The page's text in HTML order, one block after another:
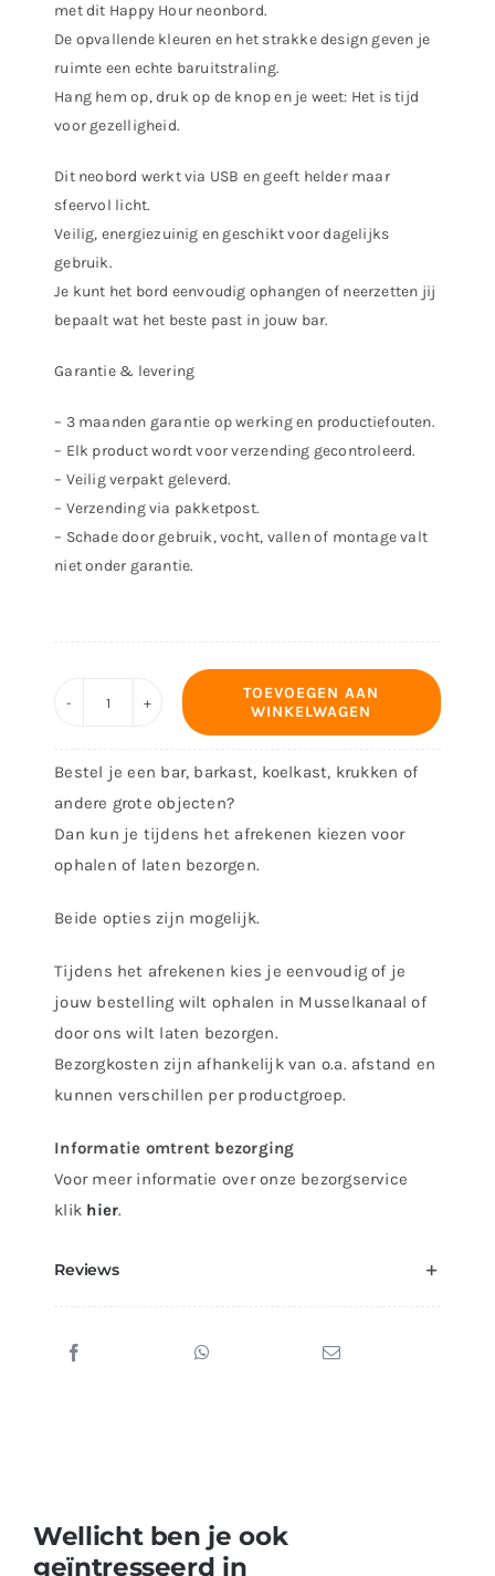
met dit Happy Hour neonbord.
De opvallende kleuren en het strakke design geven je
ruimte een echte baruitstraling.
Hang hem op, druk op de knop en je weet: Het is tijd
voor gezelligheid.
Dit neobord werkt via USB en geeft helder maar
sfeervol licht.
Veilig, energiezuinig en geschikt voor dagelijks
gebruik.
Je kunt het bord eenvoudig ophangen of neerzetten jij
bepaalt wat het beste past in jouw bar.
Garantie & levering
– 3 maanden garantie op werking en productiefouten.
– Elk product wordt voor verzending gecontroleerd.
– Veilig verpakt geleverd.
– Verzending via pakketpost.
– Schade door gebruik, vocht, vallen of montage valt
niet onder garantie.
Hour
aantal
TOEVOEGEN AAN
WINKELWAGEN
Bestel je een bar, barkast, koelkast, krukken of
andere grote objecten?
Dan kun je tijdens het afrekenen kiezen voor
ophalen of laten bezorgen.
Beide opties zijn mogelijk.
Tijdens het afrekenen kies je eenvoudig of je
jouw bestelling wilt ophalen in Musselkanaal of
door ons wilt laten bezorgen.
Bezorgkosten zijn afhankelijk van o.a. afstand en
kunnen verschillen per productgroep.
Informatie omtrent bezorging
Voor meer informatie over onze bezorgservice
klik hier.
Reviews
Wellicht ben je ook
geïntresseerd in